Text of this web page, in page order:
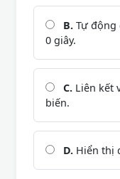
B. Tự động
0 giây.
C. Liên kết
biến.
D. Hiển thị